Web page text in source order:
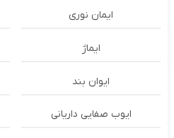
ایمان نوری
ایماژ
ایوان بند
ایوب صفایی داریانی